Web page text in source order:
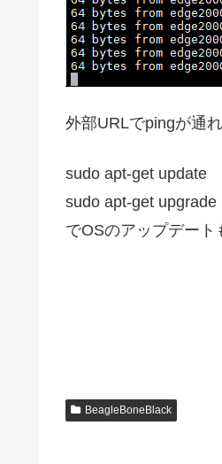
外部URLでpingが通
sudo apt-get update
sudo apt-get upgrade
でOSのアップデート
BeagleBoneBlack